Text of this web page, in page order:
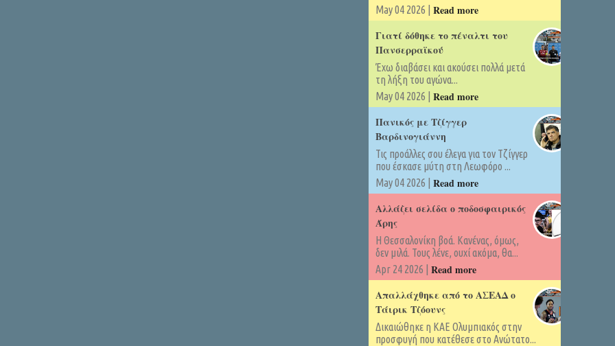
May 04 2026 | Read more
Γιατί δόθηκε το πέναλτι του
Πανσερραϊκού
Έχω διαβάσει και ακούσει πολλά μετά
τη λήξη του αγώνα...
May 04 2026 | Read more
Πανικός με Τζίγγερ
Βαρδινογιάννη
Τις προάλλες σου έλεγα για τον Τζίγγερ
που έσκασε μύτη στη Λεωφόρο ...
May 04 2026 | Read more
Αλλάζει σελίδα ο ποδοσφαιρικός
Άρης
Η Θεσσαλονίκη βοά. Κανένας, όμως,
δεν μιλά. Τους λένε, ουχί ακόμα, θα...
Apr 24 2026 | Read more
Απαλλάχθηκε από το ΑΣΕΑΔ ο
Τάιρικ Τζόουνς
Δικαιώθηκε η ΚΑΕ Ολυμπιακός στην
προσφυγή που κατέθεσε στο Ανώτατο...